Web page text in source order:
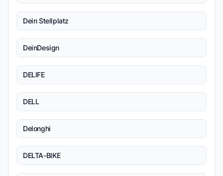
Dein Stellplatz
DeinDesign
DELIFE
DELL
Delonghi
DELTA-BIKE